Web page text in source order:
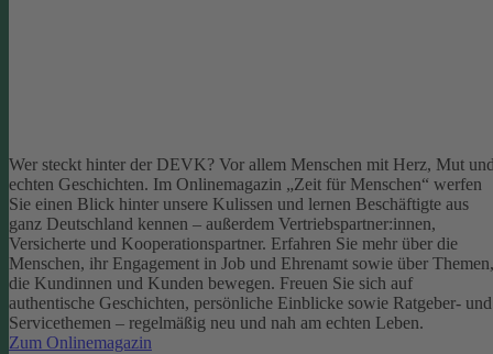
Wer steckt hinter der DEVK? Vor allem Menschen mit Herz, Mut
echten Geschichten. Im Onlinemagazin „Zeit für Menschen“ werfen
Sie einen Blick hinter unsere Kulissen und lernen Beschäftigte aus
ganz Deutschland kennen – außerdem Vertriebspartner:innen,
Versicherte und Kooperationspartner. Erfahren Sie mehr über die
Menschen, ihr Engagement in Job und Ehrenamt sowie über Themen,
die Kundinnen und Kunden bewegen. Freuen Sie sich auf
authentische Geschichten, persönliche Einblicke sowie Ratgeber- und
Servicethemen – regelmäßig neu und nah am echten Leben.
Zum Onlinemagazin